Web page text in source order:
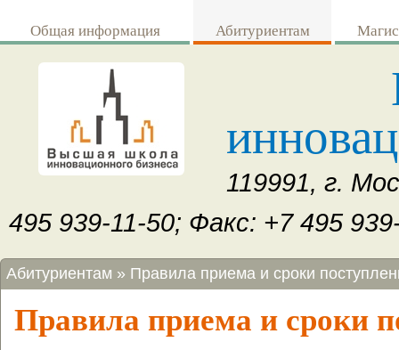
Общая информация Абитуриентам
119991, г.
495 939-11-50; Факс: +7 495
Вы здесь
Абитуриентам » Правила приема и сроки
Правила приема и сроки